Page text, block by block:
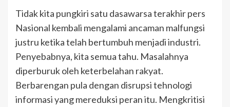
Tidak kita pungkiri satu dasawarsa terakhir pers
Nasional kembali mengalami ancaman malfungsi
justru ketika telah bertumbuh menjadi industri.
Penyebabnya, kita semua tahu. Masalahnya
diperburuk oleh keterbelahan rakyat.
Berbarengan pula dengan disrupsi tehnologi
informasi yang mereduksi peran itu. Mengkritisi